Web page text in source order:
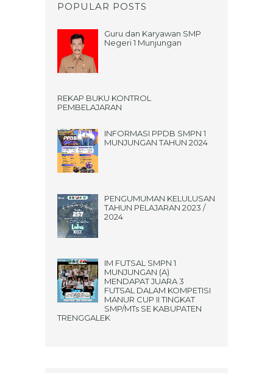
POPULAR POSTS
Guru dan Karyawan SMP
Negeri 1 Munjungan
REKAP BUKU KONTROL
PEMBELAJARAN
INFORMASI PPDB SMPN 1
MUNJUNGAN TAHUN 2024
PENGUMUMAN KELULUSAN
TAHUN PELAJARAN 2023 /
2024
IM FUTSAL SMPN 1
MUNJUNGAN (A)
MENDAPAT JUARA 3
FUTSAL DALAM KOMPETISI
MANUR CUP II TINGKAT
SMP/MTs SE KABUPATEN
TRENGGALEK